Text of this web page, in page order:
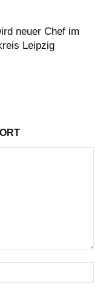
neuer Chef im
Leipzig